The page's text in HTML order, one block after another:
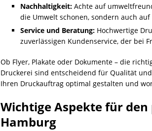
Nachhaltigkeit: Achte auf
die Umwelt schonen, sondern auch
Service und Beratung: Hochwertige
zuverlässigen Kundenservice, der bei
Ob Flyer, Plakate oder Dokumente – die
Druckerei sind entscheidend für Qualität
Ihren Druckauftrag optimal gestalten und
Wichtige Aspekte für
Hamburg